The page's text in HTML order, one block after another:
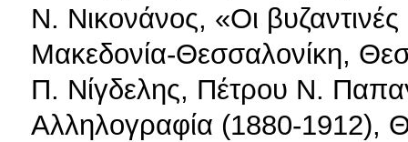
Ν. Νικονάνος, «Οι
Μακεδονία-Θεσσαλονίκη,
Π. Νίγδελης, Πέτρου Ν.
Αλληλογραφία (1880-1912),